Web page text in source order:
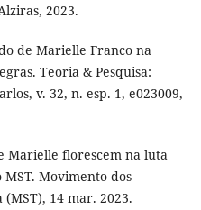
2023.
de Marielle Franco na
Teoria & Pesquisa:
v. 32, n. esp. 1, e023009,
Marielle florescem na luta
Movimento dos
14 mar. 2023.